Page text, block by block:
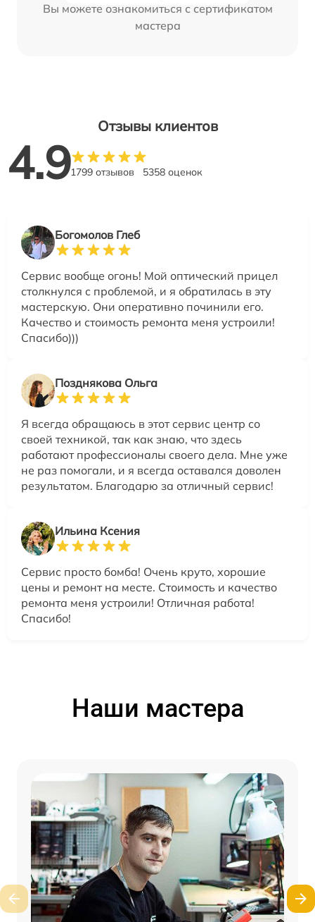
Вы можете ознакомиться с сертификатом
мастера
Отзывы клиентов
4.91799 отзывов 5358 оценок
Богомолов Глеб
Сервис вообще огонь! Мой оптический прицел
столкнулся с проблемой, и я обратилась в эту
мастерскую. Они оперативно починили его.
Качество и стоимость ремонта меня устроили!
Спасибо)))
Позднякова Ольга
Я всегда обращаюсь в этот сервис центр со
своей техникой, так как знаю, что здесь
работают профессионалы своего дела. Мне уже
не раз помогали, и я всегда оставался доволен
результатом. Благодарю за отличный сервис!
Ильина Ксения
Сервис просто бомба! Очень круто, хорошие
цены и ремонт на месте. Стоимость и качество
ремонта меня устроили! Отличная работа!
Спасибо!
Наши мастера